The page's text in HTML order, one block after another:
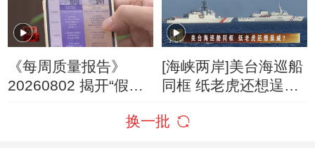
《每周质量报告》
20260802 揭开“假洋
[海峡两岸]美台海巡船
同框 纸老虎还想逞
换一批